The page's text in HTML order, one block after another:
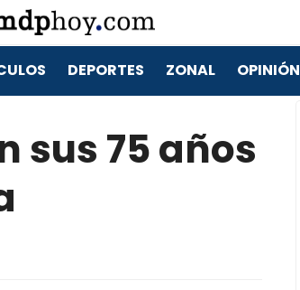
DEPORTES ZONAL OPINIÓN
sus 75 años